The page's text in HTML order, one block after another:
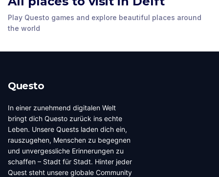
Play Questo games and explore beautiful places around
the world
Stadhuis Delft
Delft,Netherlands
Delft Windmill de Roos
Koornmarkt
Questo
In einer zunehmend digitalen Welt
bringt dich Questo zurück ins echte
Leben. Unsere Quests laden dich ein,
rauszugehen, Menschen zu begegnen
und unvergessliche Erinnerungen zu
schaffen – Stadt für Stadt. Hinter jeder
Quest steht unsere globale Community